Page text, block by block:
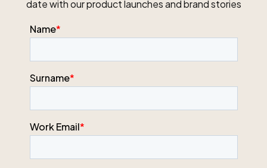
date with our product launches and brand stories